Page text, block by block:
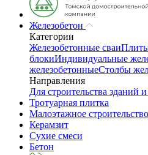
Железобетон
Категории
Железобетонные сваи
блокиИндивидуальные
железобетонныеСтолбы
Направления
Для строительства зданий
Тротуарная плитка
Малоэтажное строительство
Керамзит
Сухие смеси
Бетон